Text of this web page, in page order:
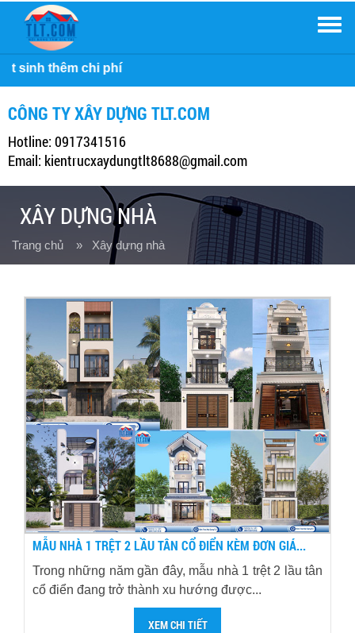
CÔNG TY XÂY DỰNG TLT.COM
Hotline: 0917341516
Email: kientrucxaydungtlt8688@gmail.com
XÂY DỰNG NHÀ
Trang chủ » Xây dựng nhà
MẪU NHÀ 1 TRỆT 2 LẦU TÂN CỔ ĐIỂN KÈM ĐƠN GIÁ...
Trong những năm gần đây, mẫu nhà 1 trệt 2 lầu tân
cổ điển đang trở thành xu hướng được...
XEM CHI TIẾT